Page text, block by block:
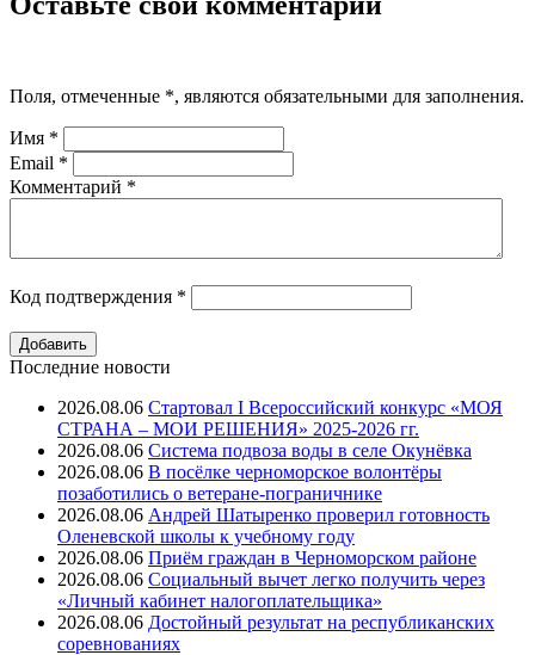
Поля, отмеченные *, являются обязательными для заполнения.
Имя *
Email *
Комментарий *
Код подтверждения *
Последние новости
2026.08.06 Стартовал I Всероссийский конкурс «МОЯ
СТРАНА – МОИ РЕШЕНИЯ» 2025-2026 гг.
2026.08.06 Система подвоза воды в селе Окунёвка
2026.08.06 В посёлке черноморское волонтёры
позаботились о ветеране-пограничнике
2026.08.06 Андрей Шатыренко проверил готовность
Оленевской школы к учебному году
2026.08.06 Приём граждан в Черноморском районе
2026.08.06 Социальный вычет легко получить через
«Личный кабинет налогоплательщика»
2026.08.06 Достойный результат на республиканских
соревнованиях